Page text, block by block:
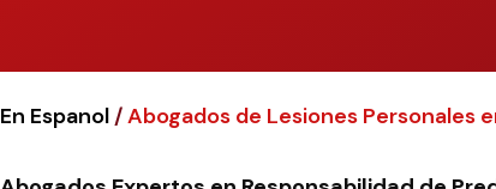
En Espanol/Abogados de Lesiones Personales